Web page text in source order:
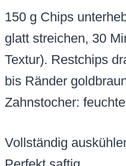
trockene
Zu langes Rühren
Falsche Backzeit?
Variation: 50 g
Blondies trocken